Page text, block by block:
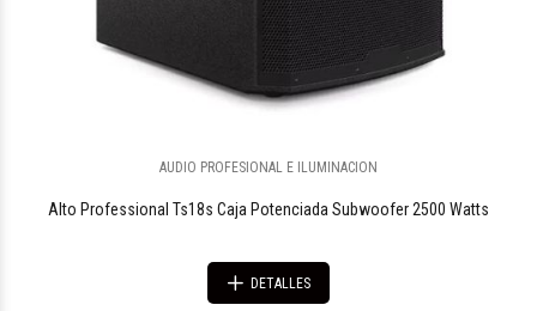
AUDIO PROFESIONAL E ILUMINACION
Alto Professional Ts18s Caja Potenciada Subwoofer 2500 Watts
DETALLES
$631.07100